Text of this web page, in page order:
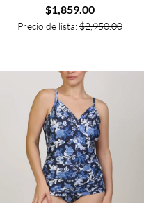
$1,859.00
Precio de lista:$2,950.00